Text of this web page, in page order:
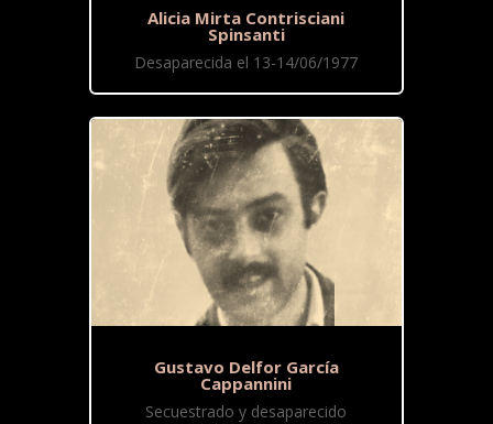
Alicia Mirta Contrisciani
Spinsanti
Desaparecida el 13-14/06/1977
Gustavo Delfor García
Cappannini
Secuestrado y desaparecido